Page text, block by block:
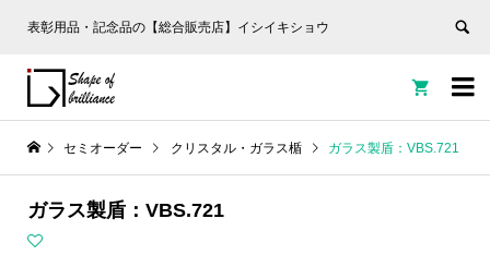
表彰用品・記念品の【総合販売店】イシイキショウ


セミオーダー クリスタル・ガラス楯 ガラス製盾：VBS.721
ガラス製盾：VBS.721